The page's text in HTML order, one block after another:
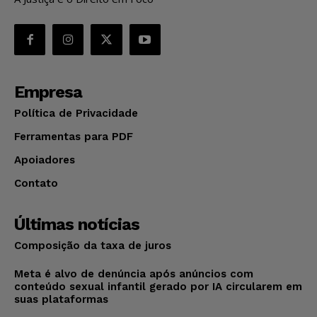
Empresa
Política de Privacidade
Ferramentas para PDF
Apoiadores
Contato
Últimas notícias
Composição da taxa de juros
Meta é alvo de denúncia após anúncios com
conteúdo sexual infantil gerado por IA circularem em
suas plataformas